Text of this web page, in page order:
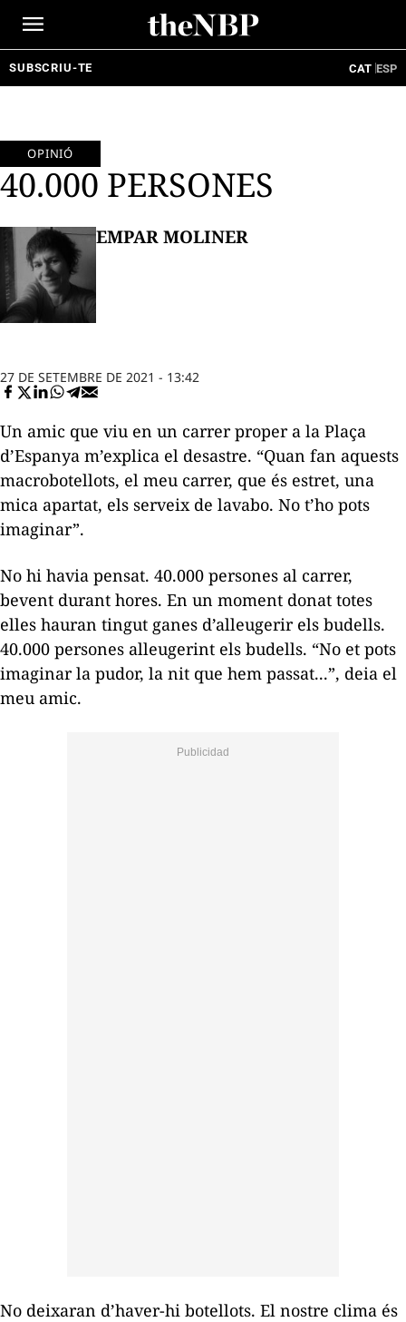
SUBSCRIU-TE CAT ESP
OPINIÓ
40.000 PERSONES
EMPAR MOLINER
27 DE SETEMBRE DE 2021 - 13:42
Un amic que viu en un carrer proper a la Plaça
d’Espanya m’explica el desastre. “Quan fan aquests
macrobotellots, el meu carrer, que és estret, una
mica apartat, els serveix de lavabo. No t’ho pots
imaginar”.
No hi havia pensat. 40.000 persones al carrer,
bevent durant hores. En un moment donat totes
elles hauran tingut ganes d’alleugerir els budells.
40.000 persones alleugerint els budells. “No et pots
imaginar la pudor, la nit que hem passat...”, deia el
meu amic.
No deixaran d’haver-hi botellots. El nostre clima és